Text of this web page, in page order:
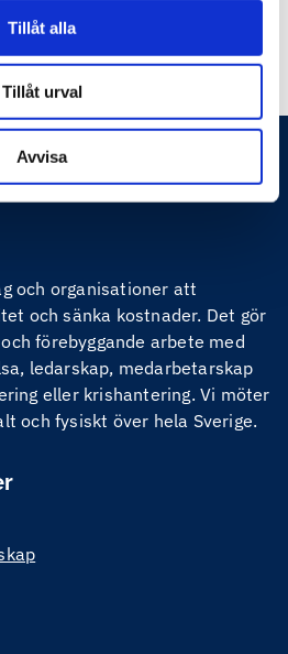
Tillåt alla
Tillåt urval
Avvisa
och organisationer att
och sänka kostnader. Det gör
förebyggande arbete med
ledarskap, medarbetarskap
eller krishantering. Vi möter
och fysiskt över hela Sverige.